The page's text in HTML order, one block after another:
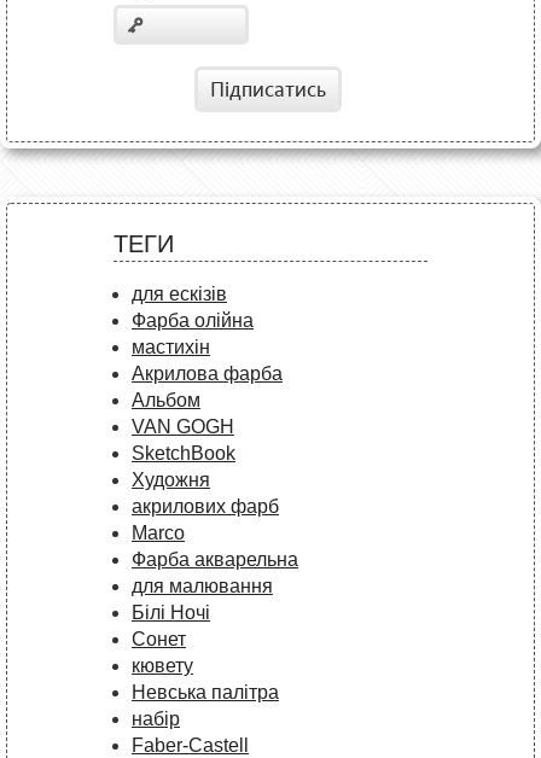
Підписатись
ТЕГИ
для ескізів
Фарба олійна
мастихін
Акрилова фарба
Альбом
VAN GOGH
SketchBook
Художня
акрилових фарб
Marco
Фарба акварельна
для малювання
Білі Ночі
Сонет
кювету
Невська палітра
набір
Faber-Castell